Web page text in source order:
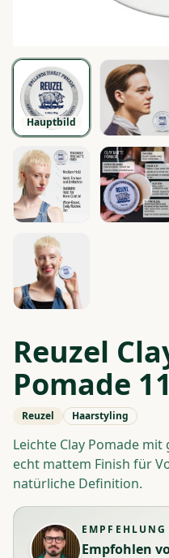
Hauptbild
Reuzel
Pomade
Reuzel Haarstyling
Leichte Clay Pomade
echt mattem Finish für
natürliche Definition.
EMPFEHLUNG
Empfohlen